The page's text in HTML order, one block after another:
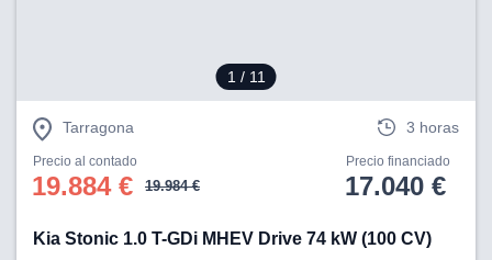
1/ 11
Tarragona 3 horas
Precio al contado
19.884 € 19.984 €
Precio financiado
17.040 €
Kia Stonic 1.0 T-GDi MHEV Drive 74 kW (100 CV)